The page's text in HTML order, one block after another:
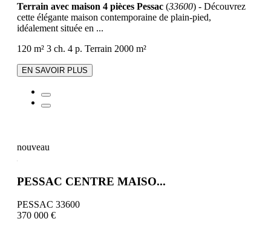
Terrain avec maison 4 pièces Pessac (33600) - Découvrez
cette élégante maison contemporaine de plain-pied,
idéalement située en ...
120 m² 3 ch. 4 p. Terrain 2000 m²
EN SAVOIR PLUS
nouveau
PESSAC CENTRE MAISO...
PESSAC 33600
370 000 €